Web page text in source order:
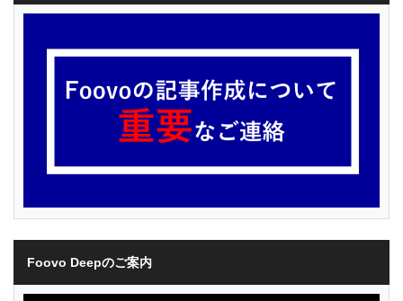
Foovo Deepのご案内